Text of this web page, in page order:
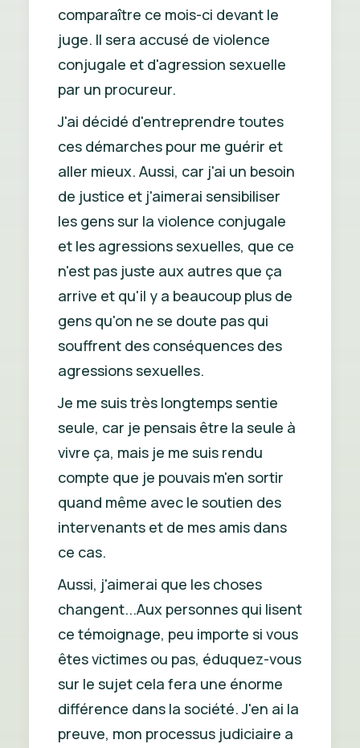
comparaître ce mois-ci devant le
juge. Il sera accusé de violence
conjugale et d'agression sexuelle
par un procureur.
J'ai décidé d'entreprendre toutes
ces démarches pour me guérir et
aller mieux. Aussi, car j'ai un besoin
de justice et j'aimerai sensibiliser
les gens sur la violence conjugale
et les agressions sexuelles, que ce
n'est pas juste aux autres que ça
arrive et qu'il y a beaucoup plus de
gens qu'on ne se doute pas qui
souffrent des conséquences des
agressions sexuelles.
Je me suis très longtemps sentie
seule, car je pensais être la seule à
vivre ça, mais je me suis rendu
compte que je pouvais m'en sortir
quand même avec le soutien des
intervenants et de mes amis dans
ce cas.
Aussi, j'aimerai que les choses
changent...Aux personnes qui lisent
ce témoignage, peu importe si vous
êtes victimes ou pas, éduquez-vous
sur le sujet cela fera une énorme
différence dans la société. J'en ai la
preuve, mon processus judiciaire a